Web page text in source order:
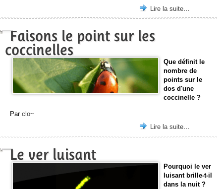
Lire la suite…
Faisons le point sur les
coccinelles
Que définit le
nombre de
points sur le
dos d'une
coccinelle ?
Par clo~
Lire la suite…
Le ver luisant
Pourquoi le ver
luisant brille-t-il
dans la nuit ?